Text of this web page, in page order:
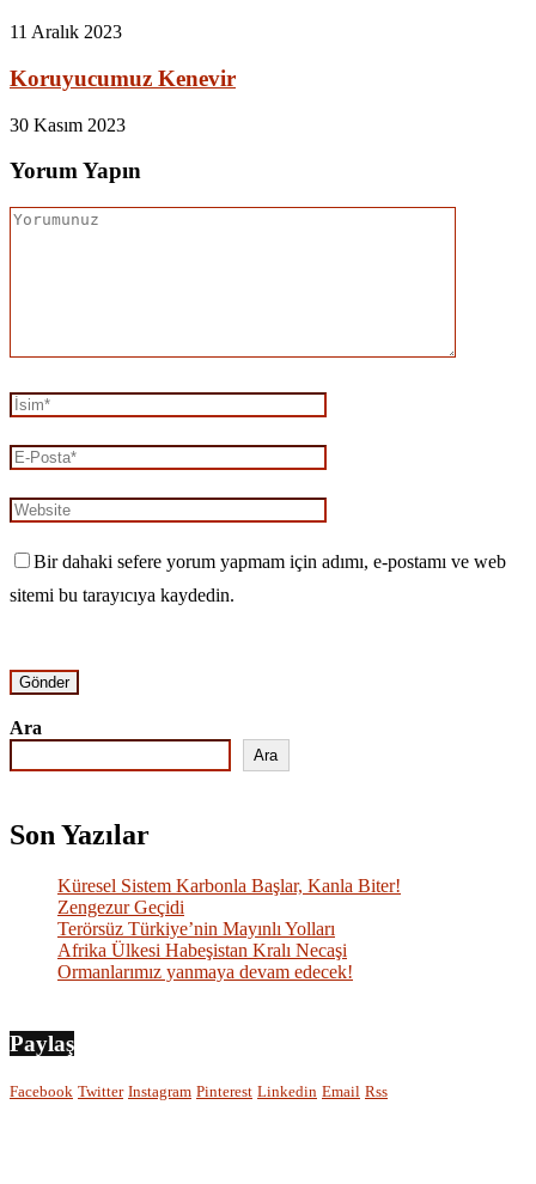
11 Aralık 2023
Koruyucumuz Kenevir
30 Kasım 2023
Yorum Yapın
Bir dahaki sefere yorum yapmam için adımı, e-postamı ve web
sitemi bu tarayıcıya kaydedin.
Ara
Ara
Son Yazılar
Küresel Sistem Karbonla Başlar, Kanla Biter!
Zengezur Geçidi
Terörsüz Türkiye’nin Mayınlı Yolları
Afrika Ülkesi Habeşistan Kralı Necaşi
Ormanlarımız yanmaya devam edecek!
Paylaş
Facebook Twitter Instagram Pinterest Linkedin Email Rss